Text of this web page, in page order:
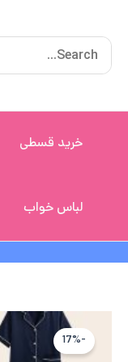
Search
for:
خرید قسطی
لباس خواب
-17%